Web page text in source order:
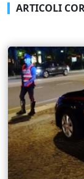
ARTICOLI